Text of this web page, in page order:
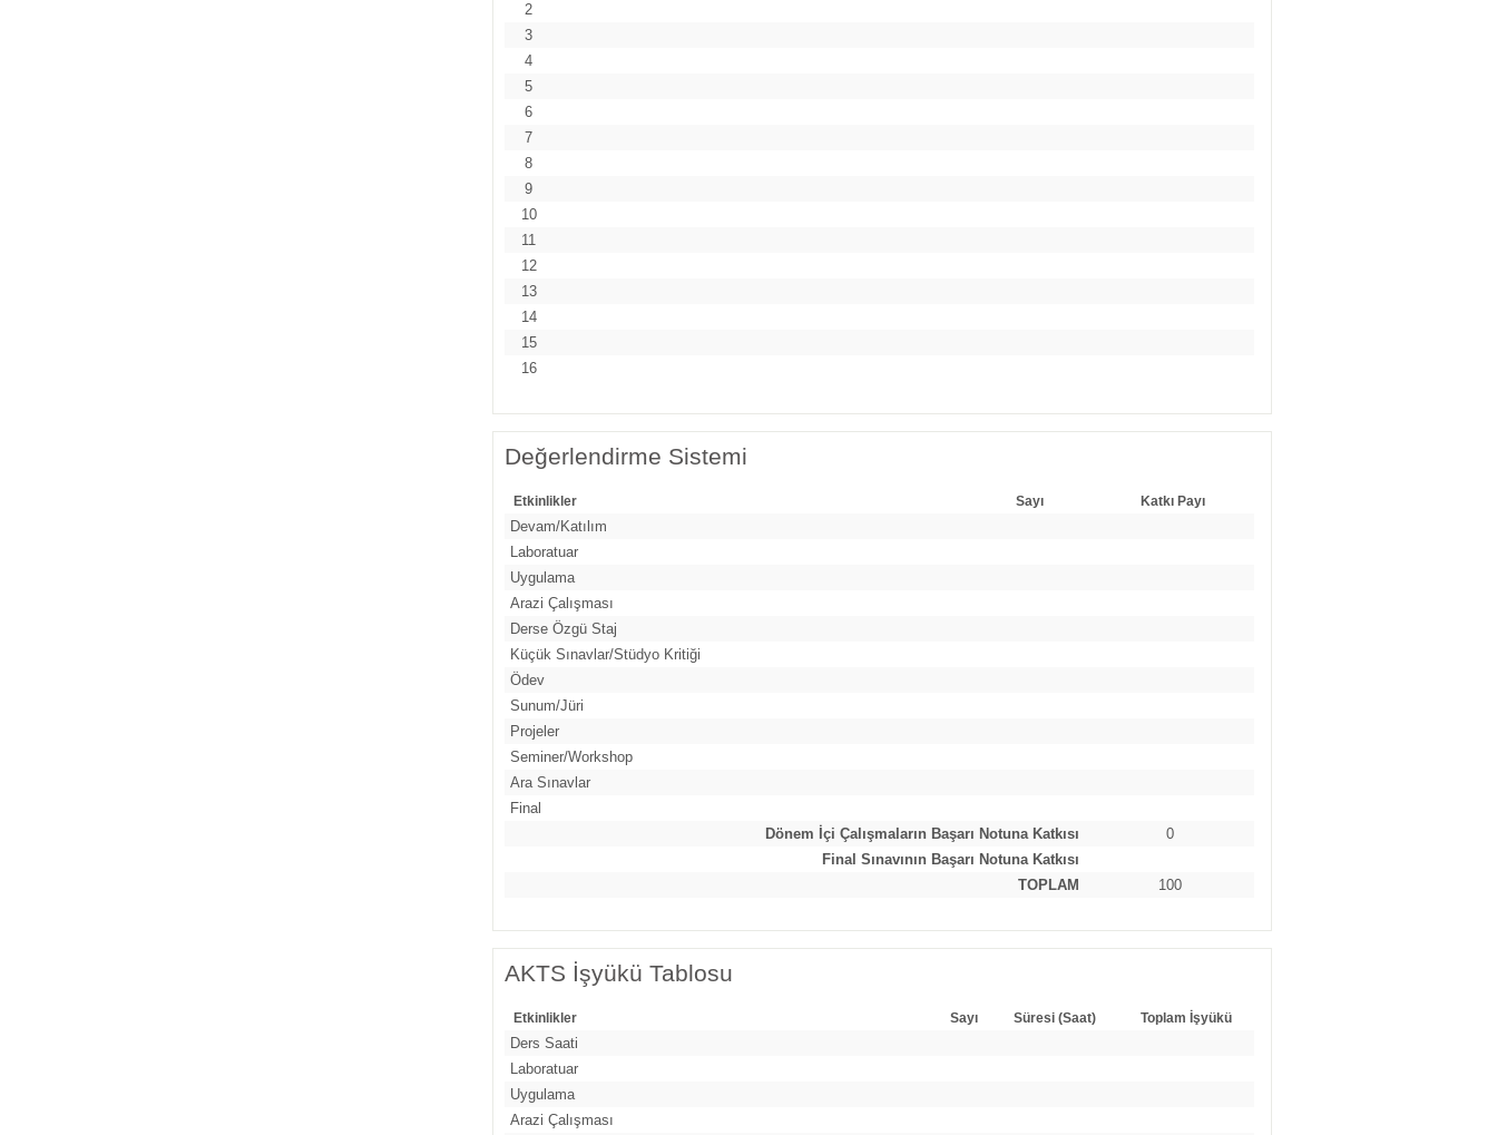
2
3
4
5
6
7
8
9
10
11
12
13
14
15
16
Değerlendirme Sistemi
Etkinlikler Sayı Katkı Payı
Devam/Katılım
Laboratuar
Uygulama
Arazi Çalışması
Derse Özgü Staj
Küçük Sınavlar/Stüdyo Kritiği
Ödev
Sunum/Jüri
Projeler
Seminer/Workshop
Ara Sınavlar
Final
Dönem İçi Çalışmaların Başarı Notuna Katkısı
0
Final Sınavının Başarı Notuna Katkısı
TOPLAM
100
AKTS İşyükü Tablosu
Etkinlikler Sayı Süresi (Saat) Toplam İşyükü
Ders Saati
Laboratuar
Uygulama
Arazi Çalışması